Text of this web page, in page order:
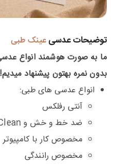
توضیحات عدسی عینک طبی
ما به صورت هوشمند انواع
بدون نمره بهتون پیشنهاد میدیم!
انواع عدسی های طبی:
آنتی رفلکس
ضد خط و خش و Easy Clean
مخصوص کار با کامپیوتر
مخصوص رانندگی